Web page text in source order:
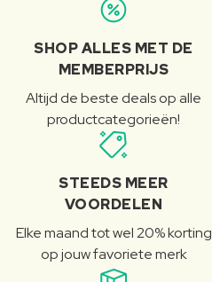
SHOP ALLES MET DE
MEMBERPRIJS
Altijd de beste deals op alle
productcategorieën!
STEEDS MEER
VOORDELEN
Elke maand tot wel 20% korting
op jouw favoriete merk